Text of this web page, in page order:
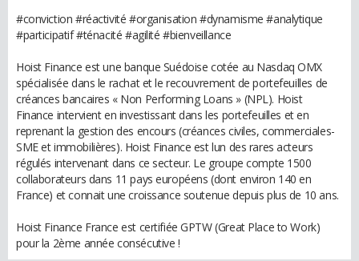
#conviction #réactivité #organisation #dynamisme #analytique
#participatif #ténacité #agilité #bienveillance
Hoist Finance est une banque Suédoise cotée au Nasdaq OMX
spécialisée dans le rachat et le recouvrement de portefeuilles de
créances bancaires « Non Performing Loans » (NPL). Hoist
Finance intervient en investissant dans les portefeuilles et en
reprenant la gestion des encours (créances civiles, commerciales-
SME et immobilières). Hoist Finance est lun des rares acteurs
régulés intervenant dans ce secteur. Le groupe compte 1500
collaborateurs dans 11 pays européens (dont environ 140 en
France) et connait une croissance soutenue depuis plus de 10 ans.
Hoist Finance France est certifiée GPTW (Great Place to Work)
pour la 2ème année consécutive !